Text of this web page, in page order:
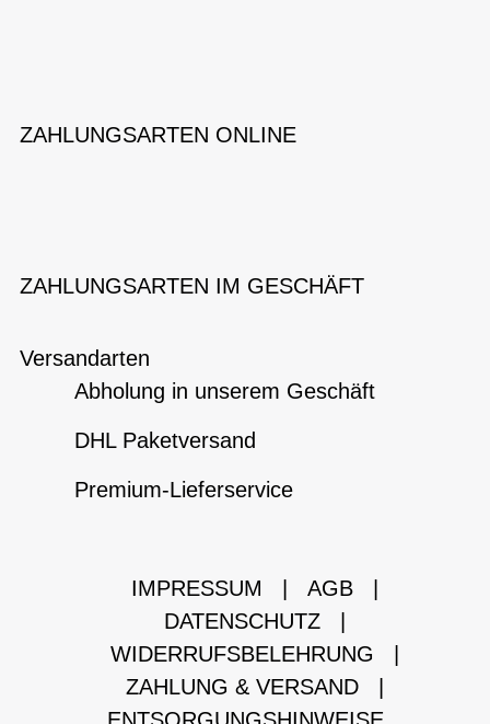
ZAHLUNGSARTEN ONLINE
ZAHLUNGSARTEN IM GESCHÄFT
Versandarten
Abholung in unserem Geschäft
DHL Paketversand
Premium-Lieferservice
IMPRESSUM AGB
DATENSCHUTZ
WIDERRUFSBELEHRUNG
ZAHLUNG & VERSAND